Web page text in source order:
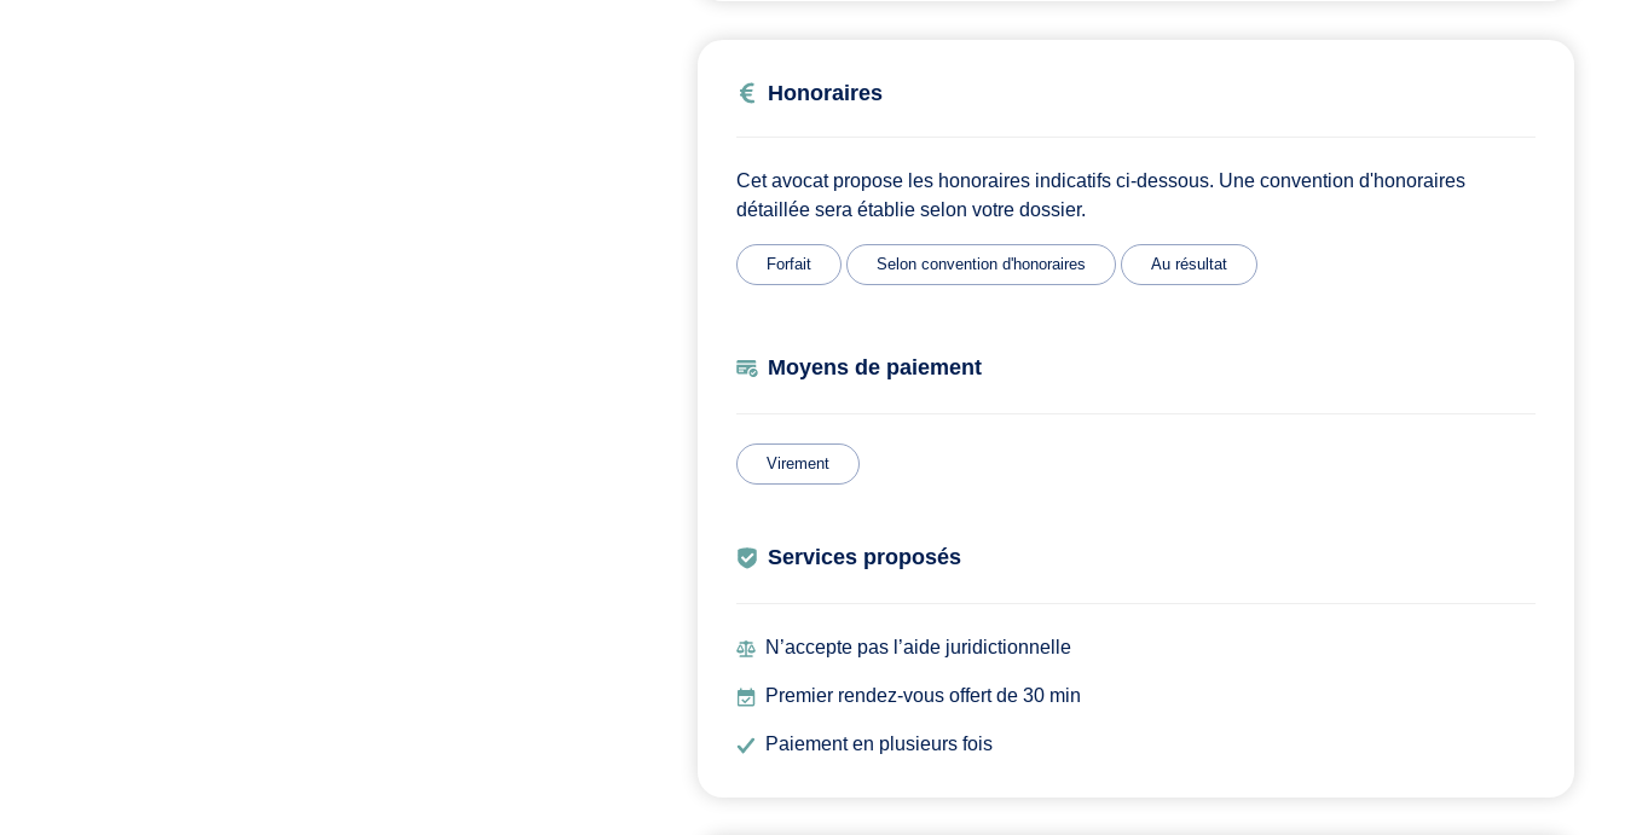
Honoraires
Cet avocat propose les honoraires indicatifs ci-dessous. Une convention d'honoraires
détaillée sera établie selon votre dossier.
Forfait Selon convention d'honoraires Au résultat
Moyens de paiement
Virement
Services proposés
N’accepte pas l’aide juridictionnelle
Premier rendez-vous offert de 30 min
Paiement en plusieurs fois